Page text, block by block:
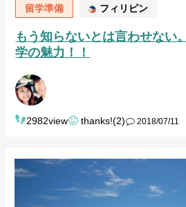
留学準備 フィリピン
もう知らないとは言わせない
学の魅力！！
2982view thanks!(2) 2018/07/11